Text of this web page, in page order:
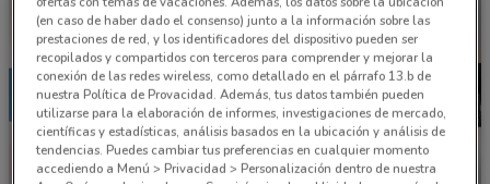
(en caso de haber dado el consenso) junto a la información sobre las
prestaciones de red, y los identificadores del dispositivo pueden ser
recopilados y compartidos con terceros para comprender y mejorar la
conexión de las redes wireless, como detallado en el párrafo 13.b de
nuestra Política de Provacidad. Además, tus datos también pueden
utilizarse para la elaboración de informes, investigaciones de mercado,
científicas y estadísticas, análisis basados en la ubicación y análisis de
tendencias. Puedes cambiar tus preferencias en cualquier momento
accediendo a Menú > Privacidad > Personalización dentro de nuestra